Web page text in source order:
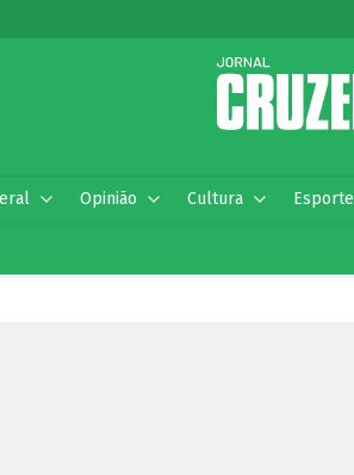
Opinião Cultura Esporte